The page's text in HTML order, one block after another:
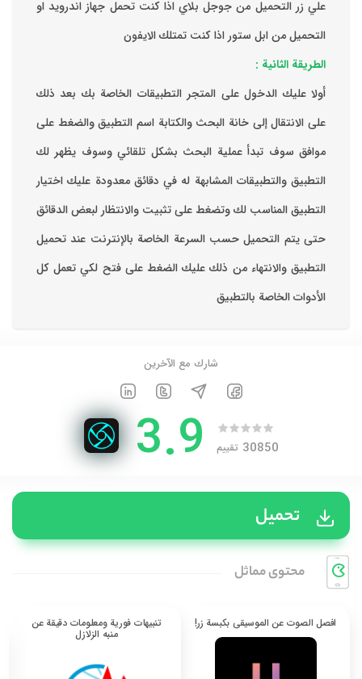
علي زر التحميل من جوجل بلاي اذا كنت تحمل جهاز اندرويد او
التحميل من ابل ستور اذا كنت تمتلك الايفون
الطريقة الثانية :
‏أولا عليك الدخول على المتجر التطبيقات الخاصة بك ‏بعد ذلك
على الانتقال إلى خانة البحث والكتابة اسم التطبيق والضغط على
موافق ‏سوف تبدأ عملية البحث بشكل تلقائي وسوف يظهر لك
التطبيق والتطبيقات المشابهة له في دقائق معدودة ‏عليك اختيار
التطبيق المناسب لك وتضغط على تثبيت والانتظار لبعض الدقائق
حتى يتم التحميل حسب السرعة الخاصة بالإنترنت ‏عند تحميل
التطبيق والانتهاء من ذلك عليك الضغط على فتح لكي تعمل كل
الأدوات الخاصة بالتطبيق
شارك مع الآخرين
30850 تقييم 3.9
تحميل
محتوی مماثل
افصل الصوت عن الموسيقى بكبسة زر! تنبيهات فورية ومعلومات دقيقة عن
منبه الزلازل